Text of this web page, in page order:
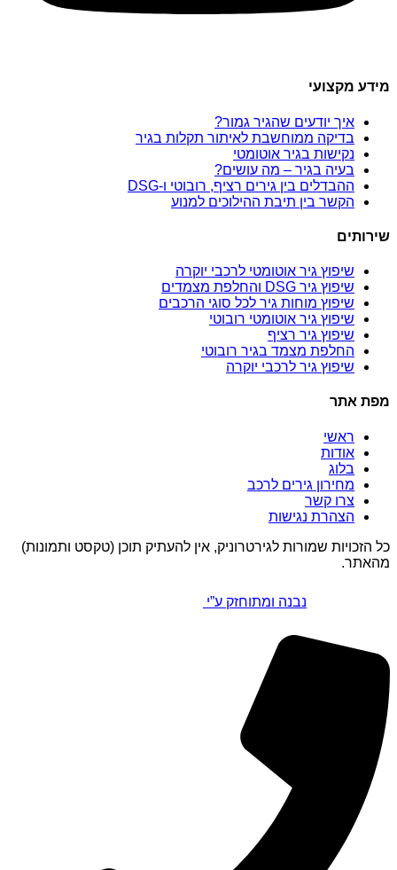
מידע מקצועי
איך יודעים שהגיר גמור?
בדיקה ממוחשבת לאיתור תקלות בגיר
נקישות בגיר אוטומטי
בעיה בגיר – מה עושים?
ההבדלים בין גירים רציף, רובוטי ו-DSG
הקשר בין תיבת ההילוכים למנוע
שירותים
שיפוץ גיר אוטומטי לרכבי יוקרה
שיפוץ גיר DSG והחלפת מצמדים
שיפוץ מוחות גיר לכל סוגי הרכבים
שיפוץ גיר אוטומטי רובוטי
שיפוץ גיר רציף
החלפת מצמד בגיר רובוטי
שיפוץ גיר לרכבי יוקרה
מפת אתר
ראשי
אודות
בלוג
מחירון גירים לרכב
צרו קשר
הצהרת נגישות
כל הזכויות שמורות לגירטרוניק, אין להעתיק תוכן (טקסט ותמונות)
מהאתר.
נבנה ומתוחזק ע”י